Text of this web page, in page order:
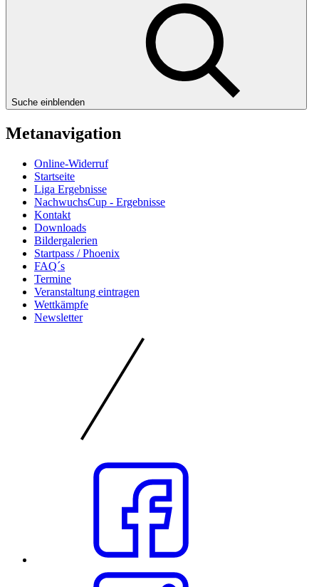
Suche einblenden
Metanavigation
Online-Widerruf
Startseite
Liga Ergebnisse
NachwuchsCup - Ergebnisse
Kontakt
Downloads
Bildergalerien
Startpass / Phoenix
FAQ´s
Termine
Veranstaltung eintragen
Wettkämpfe
Newsletter